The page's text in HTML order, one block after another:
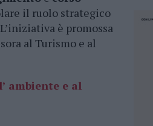
il ruolo strategico
è promossa
al Turismo e al
ambiente e al